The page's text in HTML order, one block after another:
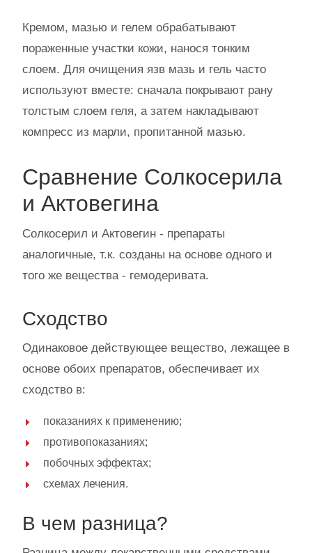
Кремом, мазью и гелем обрабатывают
пораженные участки кожи, нанося тонким
слоем. Для очищения язв мазь и гель часто
используют вместе: сначала покрывают рану
толстым слоем геля, а затем накладывают
компресс из марли, пропитанной мазью.
Сравнение Солкосерила
и Актовегина
Солкосерил и Актовегин - препараты
аналогичные, т.к. созданы на основе одного и
того же вещества - гемодеривата.
Сходство
Одинаковое действующее вещество, лежащее в
основе обоих препаратов, обеспечивает их
сходство в:
показаниях к применению;
противопоказаниях;
побочных эффектах;
схемах лечения.
В чем разница?